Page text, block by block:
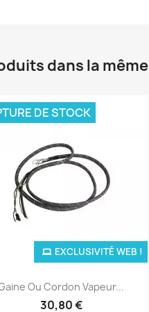
dans la même
Ou Cordon Vapeur...
30,80 €
EXCLUSIVITÉ WEB !
DE STOCK